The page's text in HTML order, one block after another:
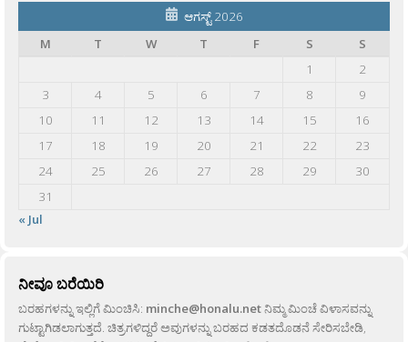
ಆಗಸ್ಟ್ 2026
M
T W T F S
S
1
2
3
4 5 6 7 8
9
10
11 12 13 14 15
16
17
18 19 20 21 22
23
24
25 26 27 28 29
30
31
« Jul
ನೀವೂ ಬರೆಯಿರಿ
ಬರಹಗಳನ್ನು ಇಲ್ಲಿಗೆ ಮಿಂಚಿಸಿ: minche@honalu.netನಿಮ್ಮ ಮಿಂಚೆ ವಿಳಾಸವನ್ನು
ಗುಟ್ಟಾಗಿಡಲಾಗುತ್ತದೆ. ಚಿತ್ರಗಳಿದ್ದರೆ ಅವುಗಳನ್ನು ಬರಹದ ಕಡತದೊಡನೆ ಸೇರಿಸಬೇಡಿ,